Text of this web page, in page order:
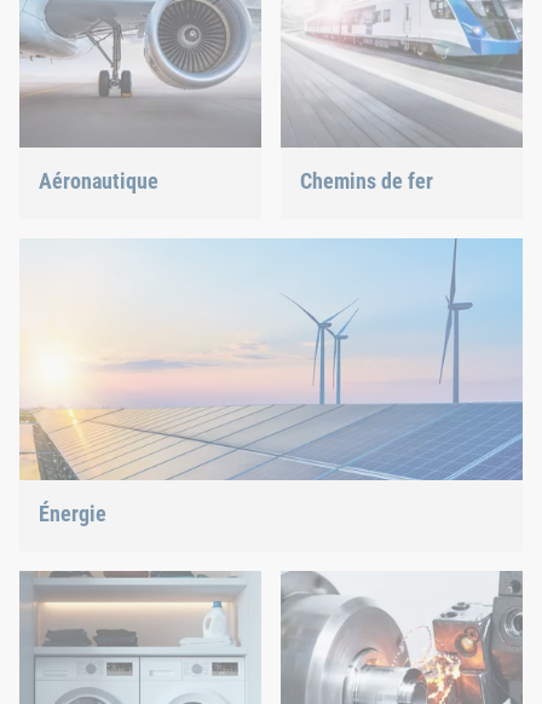
Aéronautique
une sécurité maximale
Chemins de fer
rivets, de clinchage ou de
gestion des pièces C, nous
adaptée.
Énergie
contribuons à façonner l’avenir énergétique.